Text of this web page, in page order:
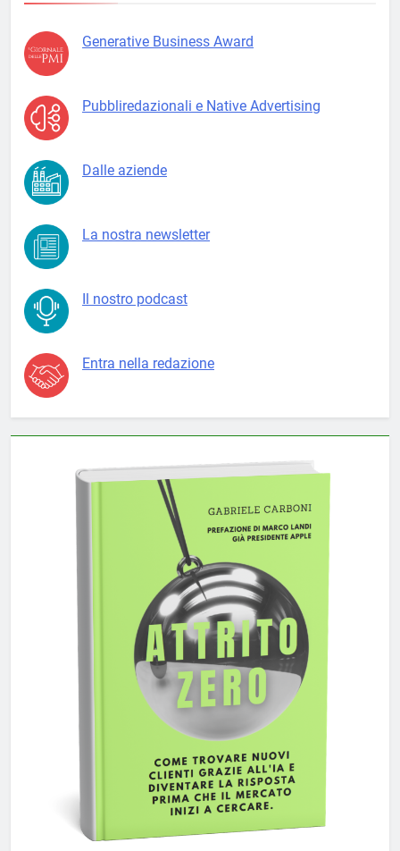
Generative Business Award
Pubbliredazionali e Native Advertising
Dalle aziende
La nostra newsletter
Il nostro podcast
Entra nella redazione